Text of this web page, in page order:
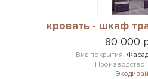
кровать - шкаф
80 000
Вид покрытия:
Производство: